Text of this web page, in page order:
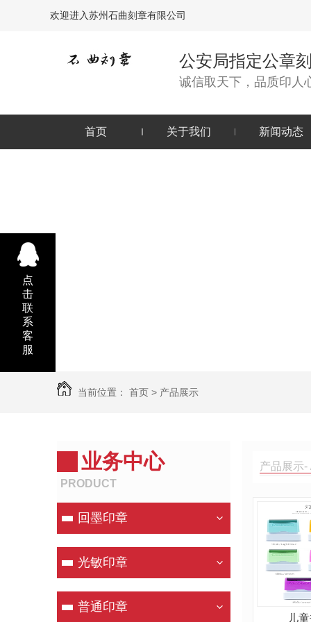
欢迎进入苏州石曲刻章有限公司
公安局指定公章
诚信取天下，品质印人
首页 关于我们 新闻动态
当前位置： 首页 > 产品展示
业务中心
PRODUCT
回墨印章
光敏印章
普通印章
产品展示
儿
点
击
联
系
客
服